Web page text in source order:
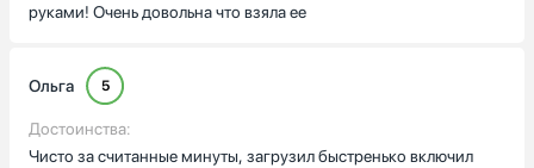
руками! Очень довольна что взяла ее
Ольга 5
Достоинства:
Чисто за считанные минуты, загрузил быстренько включил